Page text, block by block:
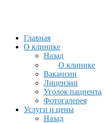
Главная
О клинике
Назад
О клинике
Вакансии
Лицензии
Уголок пациента
Фотогалерея
Услуги и цены
Назад